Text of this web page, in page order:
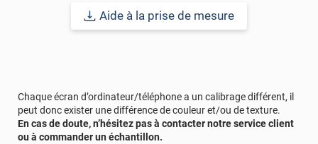
intérieures sont allumées, l'effet miroir se fera côté intérieur. À la
tombée de la nuit, l'effet miroir s'inverse, permettant ainsi aux
Ce film miroir sans tain et sécurité a aussi la particularité de pas
perdre de sa transparence ni de sa visibilité même après des
années d’exposition aux rayons du soleil grâce à son traitement
anti-UV.
Aide à la prise de mesure
Chaque écran d’ordinateur/téléphone a un calibrage différent, il
peut donc exister une différence de couleur et/ou de texture.
En cas de doute, n’hésitez pas à contacter notre service client
ou à commander un échantillon.